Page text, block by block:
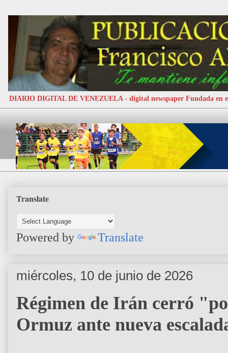
DIARIO DIGITAL DE VENEZUELA - digital newspaper Fundada en
Translate
Powered by Translate
miércoles, 10 de junio de 2026
Régimen de Irán cerró
Ormuz ante nueva